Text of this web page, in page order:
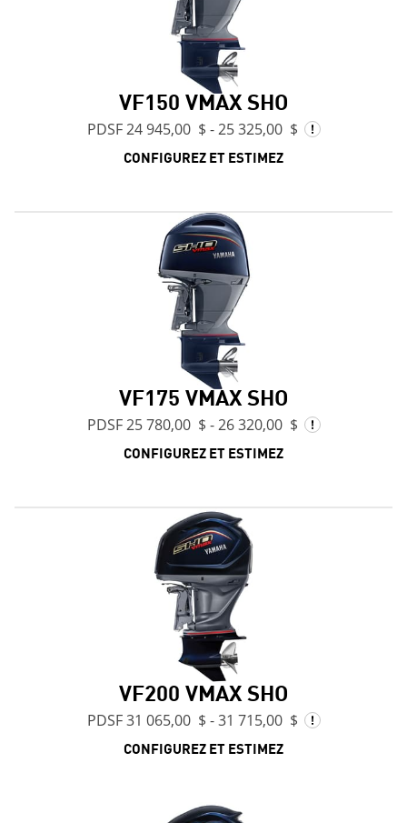
VF150 VMAX SHO
PDSF 24 945,00 $ - 25 325,00 $
CONFIGUREZ ET ESTIMEZ
VF175 VMAX SHO
PDSF 25 780,00 $ - 26 320,00 $
CONFIGUREZ ET ESTIMEZ
VF200 VMAX SHO
PDSF 31 065,00 $ - 31 715,00 $
CONFIGUREZ ET ESTIMEZ